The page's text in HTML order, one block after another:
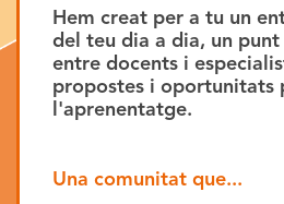
Hem creat per a tu un
del teu dia a dia, un
entre docents i
propostes i oportunitats
l'aprenentatge.
Una comunitat que...